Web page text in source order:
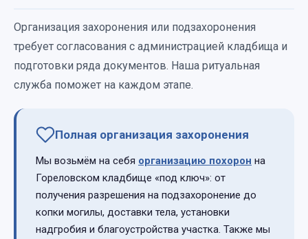
Организация захоронения или подзахоронения
требует согласования с администрацией кладбища и
подготовки ряда документов. Наша ритуальная
служба поможет на каждом этапе.
Полная организация захоронения
Мы возьмём на себя организацию похорон на
Гореловском кладбище «под ключ»: от
получения разрешения на подзахоронение до
копки могилы, доставки тела, установки
надгробия и благоустройства участка. Также мы